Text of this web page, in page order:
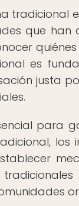
tradicional
que han
es
justa
para
los